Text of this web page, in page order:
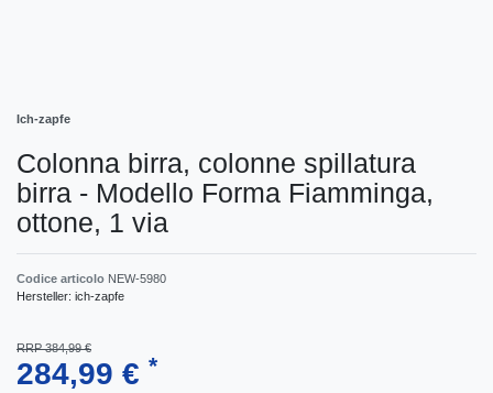
Ich-zapfe
Colonna birra, colonne spillatura
birra - Modello Forma Fiamminga,
ottone, 1 via
Codice articolo NEW-5980
Hersteller: ich-zapfe
RRP 384,99 €
284,99 € *